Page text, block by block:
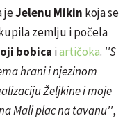
jeJelenu Mikin koja se
zemlju i počela
bobica iartičoka. ''S
hrani i njezinom
Željkine i moje
Mali plac na tavanu'',